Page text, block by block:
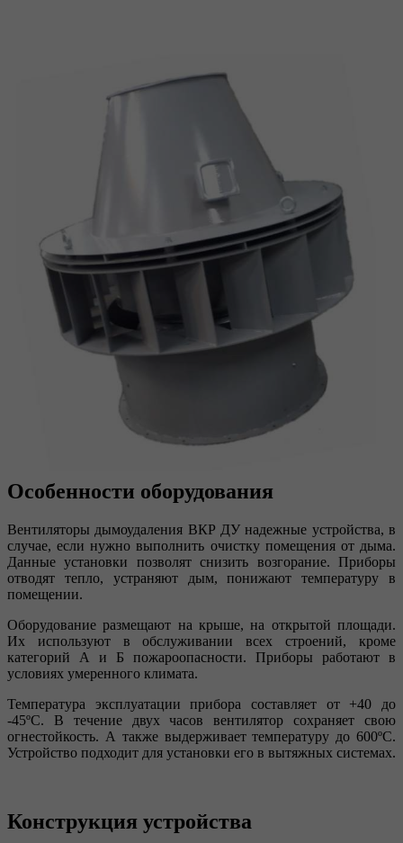
Особенности оборудования
Вентиляторы дымоудаления ВКР ДУ надежные устройства, в
случае, если нужно выполнить очистку помещения от дыма.
Данные установки позволят снизить возгорание. Приборы
отводят тепло, устраняют дым, понижают температуру в
помещении.
Оборудование размещают на крыше, на открытой площади.
Их используют в обслуживании всех строений, кроме
категорий А и Б пожароопасности. Приборы работают в
условиях умеренного климата.
Температура эксплуатации прибора составляет от +40 до
-45ºС. В течение двух часов вентилятор сохраняет свою
огнестойкость. А также выдерживает температуру до 600ºС.
Устройство подходит для установки его в вытяжных системах.
Конструкция устройства